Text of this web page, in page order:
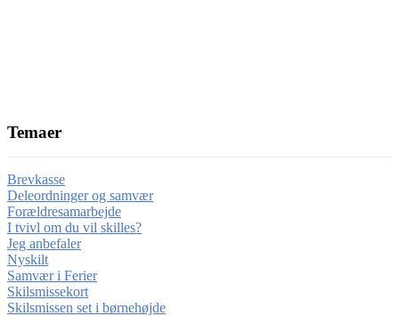
Temaer
Brevkasse
Deleordninger og samvær
Forældresamarbejde
I tvivl om du vil skilles?
Jeg anbefaler
Nyskilt
Samvær i Ferier
Skilsmissekort
Skilsmissen set i børnehøjde